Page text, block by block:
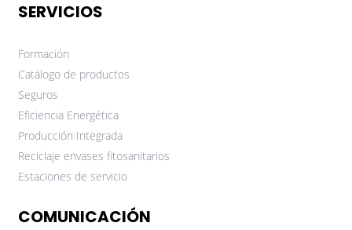
SERVICIOS
Formación
Catálogo de productos
Seguros
Eficiencia Energética
Producción Integrada
Reciclaje envases fitosanitarios
Estaciones de servicio
COMUNICACIÓN